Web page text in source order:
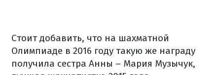
Стоит добавить, что на шахматной
Олимпиаде в 2016 году такую же награду
получила сестра Анны – Мария Музычук,